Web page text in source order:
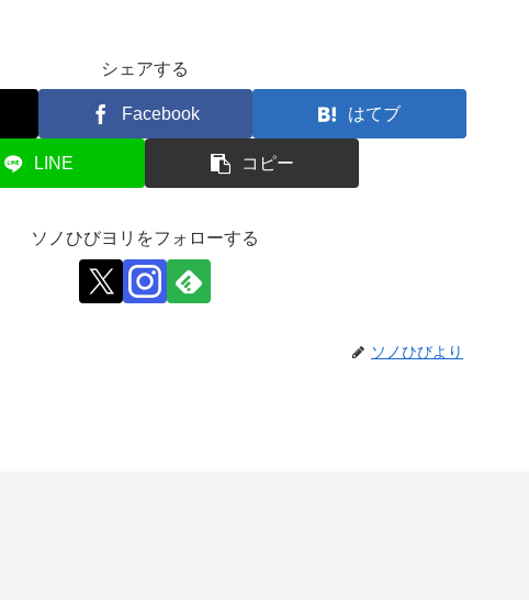
シェアする
Facebook はてブ
LINE コピー
ソノひびヨリをフォローする
ソノひびより